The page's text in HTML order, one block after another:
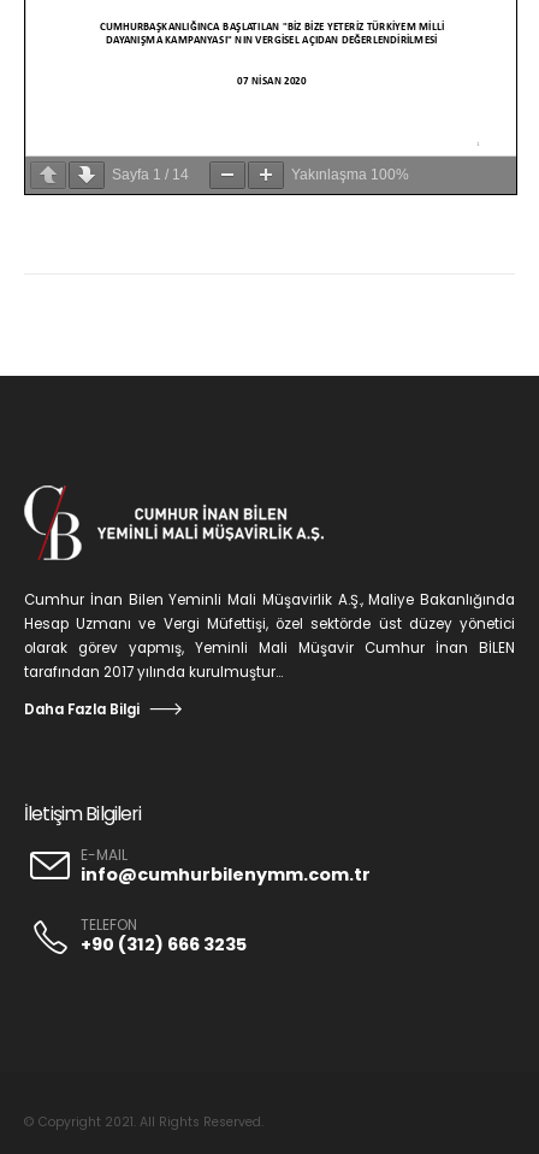
Sayfa 1 / 14 Yakınlaşma 100%
Cumhur İnan Bilen Yeminli Mali Müşavirlik A.Ş., Maliye Bakanlığında
Hesap Uzmanı ve Vergi Müfettişi, özel sektörde üst düzey yönetici
olarak görev yapmış, Yeminli Mali Müşavir Cumhur İnan BİLEN
tarafından 2017 yılında kurulmuştur...
Daha Fazla Bilgi
İletişim Bilgileri
E-MAIL
info@cumhurbilenymm.com.tr
TELEFON
+90 (312) 666 3235
© Copyright 2021. All Rights Reserved.